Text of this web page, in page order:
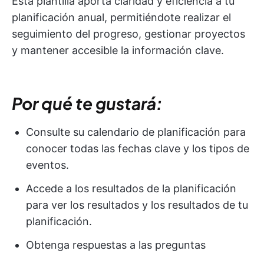
planificación anual, permitiéndote realizar el
seguimiento del progreso, gestionar proyectos
y mantener accesible la información clave.
Por qué te gustará:
Consulte su calendario de planificación para
conocer todas las fechas clave y los tipos de
eventos.
Accede a los resultados de la planificación
para ver los resultados y los resultados de tu
planificación.
Obtenga respuestas a las preguntas